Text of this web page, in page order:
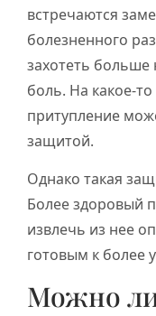
встречаются
болезненного
захотеть больше
боль. На какое-
притупление
защитой.
Однако такая
Более здоровый
извлечь из нее
готовым к более
Можно